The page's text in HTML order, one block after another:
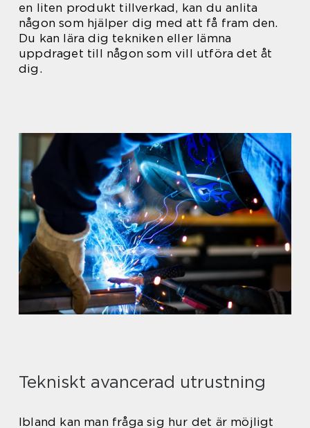
en liten produkt tillverkad, kan du anlita
någon som hjälper dig med att få fram den.
Du kan lära dig tekniken eller lämna
uppdraget till någon som vill utföra det åt
dig.
Tekniskt avancerad utrustning
Ibland kan man fråga sig hur det är möjligt